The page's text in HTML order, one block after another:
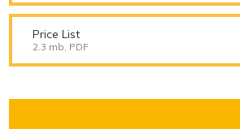
Price List
2.3 mb, PDF